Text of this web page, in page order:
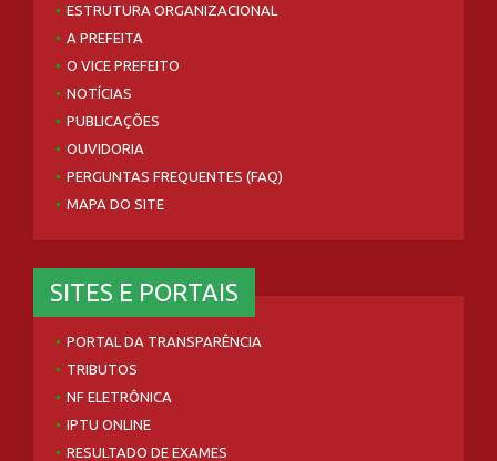
ESTRUTURA ORGANIZACIONAL
A PREFEITA
O VICE PREFEITO
NOTÍCIAS
PUBLICAÇÕES
OUVIDORIA
PERGUNTAS FREQUENTES (FAQ)
MAPA DO SITE
SITES E PORTAIS
PORTAL DA TRANSPARÊNCIA
TRIBUTOS
NF ELETRÔNICA
IPTU ONLINE
RESULTADO DE EXAMES